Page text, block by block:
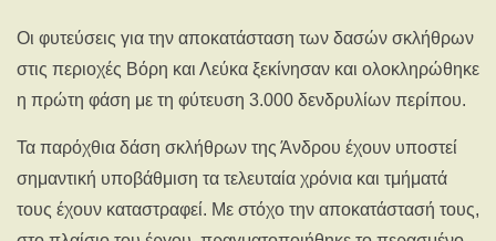
Οι φυτεύσεις για την αποκατάσταση των δασών σκλήθρων
στις περιοχές Βόρη και Λεύκα ξεκίνησαν και ολοκληρώθηκε
η πρώτη φάση με τη φύτευση 3.000 δενδρυλίων περίπου.
Τα παρόχθια δάση σκλήθρων της Άνδρου έχουν υποστεί
σημαντική υποβάθμιση τα τελευταία χρόνια και τμήματά
τους έχουν καταστραφεί. Με στόχο την αποκατάστασή τους,